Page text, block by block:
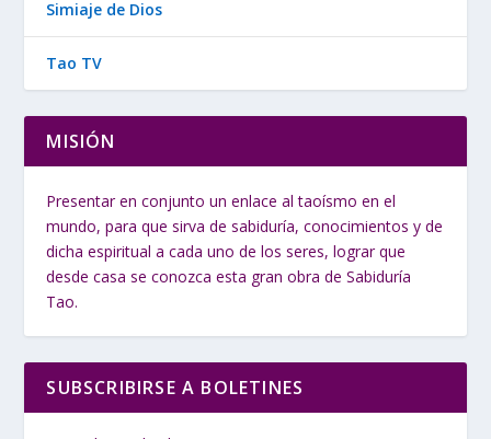
Simiaje de Dios
Tao TV
MISIÓN
Presentar en conjunto un enlace al taoísmo en el
mundo, para que sirva de sabiduría, conocimientos y de
dicha espiritual a cada uno de los seres, lograr que
desde casa se conozca esta gran obra de Sabiduría
Tao.
SUBSCRIBIRSE A BOLETINES